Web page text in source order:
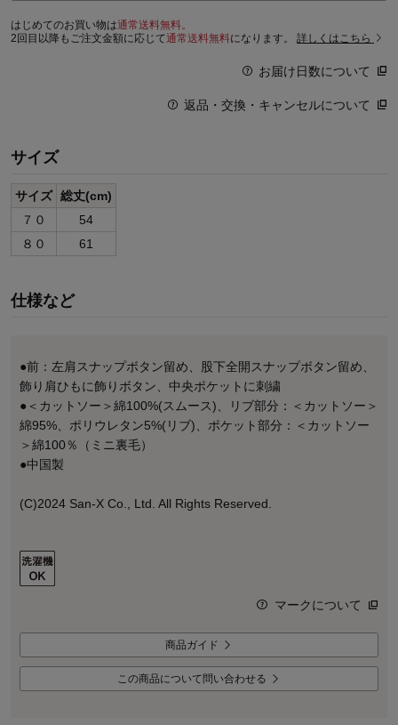
はじめてのお買い物は通常送料無料。
2回目以降もご注文金額に応じて通常送料無料になります。 詳しくはこちら
お届け日数について
返品・交換・キャンセルについて
サイズ
サイズ 総丈(cm)
７０
54
８０
61
仕様など
●前：左肩スナップボタン留め、股下全開スナップボタン留め、
飾り肩ひもに飾りボタン、中央ポケットに刺繍
●＜カットソー＞綿100%(スムース)、リブ部分：＜カットソー＞
綿95%、ポリウレタン5%(リブ)、ポケット部分：＜カットソー
＞綿100％（ミニ裏毛）
●中国製
(C)2024 San-X Co., Ltd. All Rights Reserved.
マークについて
商品ガイド
この商品について問い合わせる